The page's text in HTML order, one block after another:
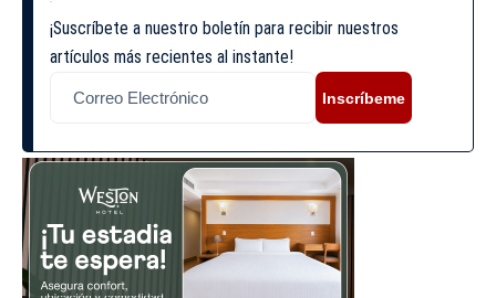
¡Suscríbete a nuestro boletín para recibir nuestros
artículos más recientes al instante!
Inscríbeme